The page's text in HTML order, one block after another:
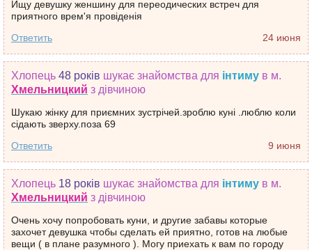
Ищу девушку женшину для переодических встреч для
приятного врем'я провіденія
24 июня
Ответить
Хлопець 48 років шукає знайомства для інтиму в м.
Хмельницкий з дівчиною
Шукаю жінку для приємних зустрічей.зроблю куні .люблю коли
сідають зверху.поза 69
9 июня
Ответить
Хлопець 18 років шукає знайомства для інтиму в м.
Хмельницкий з дівчиною
Очень хочу попробовать куни, и другие забавы которые
захочет девушка чтобы сделать ей приятно, готов на любые
вещи ( в плане разумного ). Могу приехать к вам по городу